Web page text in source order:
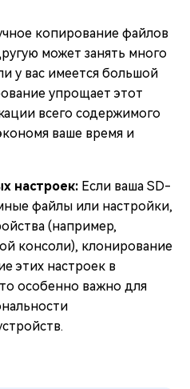
копирование файлов
может занять много
у вас имеется большой
упрощает этот
всего содержимого
ваше время и
настроек: Если ваша SD-
файлы или настройки,
(например,
консоли), клонирование
этих настроек в
особенно важно для